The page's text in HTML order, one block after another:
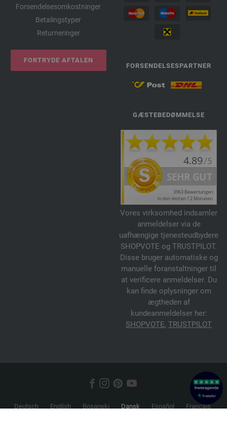
Forsendelsesomkostninger
Betalingstyper
Returneringer
FORTRYDE AFTALEN
FORSENDELSESPARTNER
GÆSTEBEDØMMELSE
Vores virksomhed indsamler
anmeldelser via de
uafhængige tjenesteudbydere
SHOPVOTE og TRUSTPILOT.
Disse bruger automatiske og
manuelle foranstaltninger til
at verificere anmeldelser. Du
kan finde oplysninger om
ægtheden af
kundeanmeldelser her:
SHOPVOTE, TRUSTPILOT
Deutsch English Bosanski Dansk Español
Français